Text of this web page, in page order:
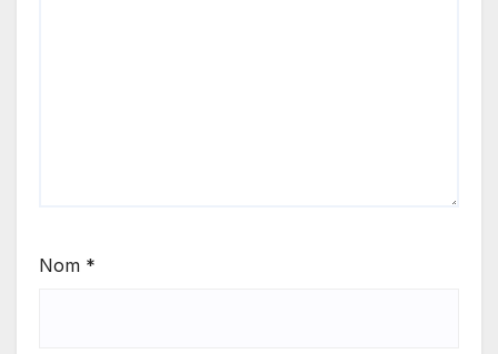
Nom *